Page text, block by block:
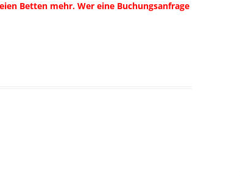
Betten mehr. Wer eine Buchungsanfrage